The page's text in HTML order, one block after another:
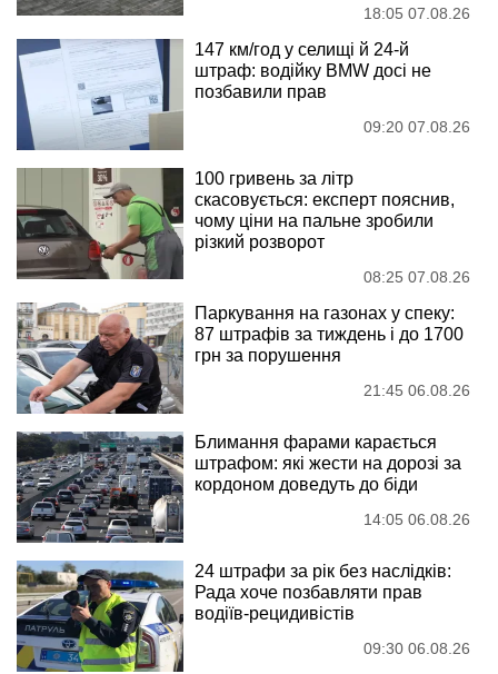
18:05 07.08.26
147 км/год у селищі й 24-й
штраф: водійку BMW досі не
позбавили прав
09:20 07.08.26
100 гривень за літр
скасовується: експерт пояснив,
чому ціни на пальне зробили
різкий розворот
08:25 07.08.26
Паркування на газонах у спеку:
87 штрафів за тиждень і до 1700
грн за порушення
21:45 06.08.26
Блимання фарами карається
штрафом: які жести на дорозі за
кордоном доведуть до біди
14:05 06.08.26
24 штрафи за рік без наслідків:
Рада хоче позбавляти прав
водіїв-рецидивістів
09:30 06.08.26